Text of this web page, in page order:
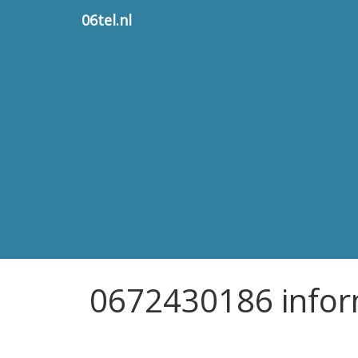
06tel.nl
0672430186